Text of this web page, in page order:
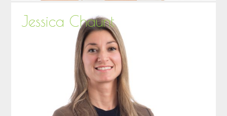
Jessica Chaunt